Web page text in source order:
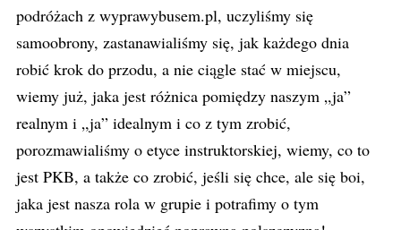
podróżach z wyprawybusem.pl, uczyliśmy się
samoobrony, zastanawialiśmy się, jak każdego dnia
robić krok do przodu, a nie ciągle stać w miejscu,
wiemy już, jaka jest różnica pomiędzy naszym „ja”
realnym i „ja” idealnym i co z tym zrobić,
porozmawialiśmy o etyce instruktorskiej, wiemy, co to
jest PKB, a także co zrobić, jeśli się chce, ale się boi,
jaka jest nasza rola w grupie i potrafimy o tym